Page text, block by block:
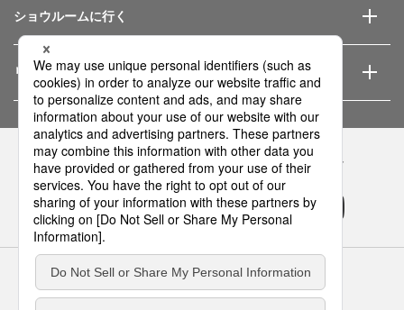
ショウルームに行く
リフォーム会社を探す
Panasonicの住まい・くらし SNSアカウント
サイトのご利用にあたって
クッキーポリシー
個人情報保護方針
パナソニック ホールディングス